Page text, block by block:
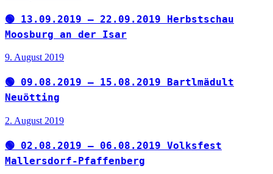
🟢 13.09.2019 – 22.09.2019 Herbstschau
Moosburg an der Isar
9. August 2019
🟢 09.08.2019 – 15.08.2019 Bartlmädult
Neuötting
2. August 2019
🟢 02.08.2019 – 06.08.2019 Volksfest
Mallersdorf-Pfaffenberg